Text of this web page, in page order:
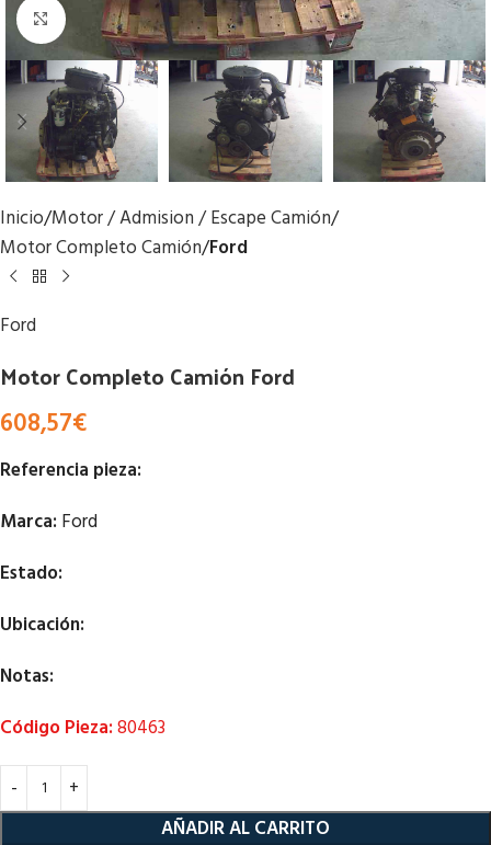
Click to enlarge
Inicio Motor / Admision / Escape Camión
Motor Completo Camión Ford
Ford
Motor Completo Camión Ford
608,57€
Referencia pieza:
Marca: Ford
Estado:
Ubicación:
Notas:
Código Pieza:80463
AÑADIR AL CARRITO